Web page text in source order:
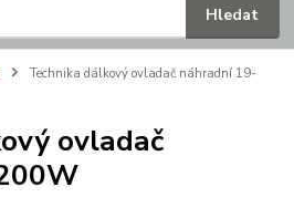
Hledat
Technika dálkový ovladač náhradní 19-
ovladač